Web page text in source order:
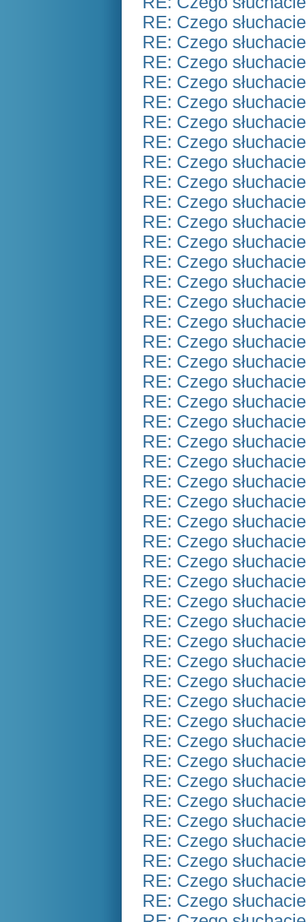
RE: Czego
RE: Czego
RE: Czego
RE: Czego
RE: Czego
RE: Czego
RE: Czego
RE: Czego
RE: Czego
RE: Czego
RE: Czego
RE: Czego
RE: Czego
RE: Czego
RE: Czego
RE: Czego
RE: Czego
RE: Czego
RE: Czego
RE: Czego
RE: Czego
RE: Czego
RE: Czego
RE: Czego
RE: Czego
RE: Czego
RE: Czego
RE: Czego
RE: Czego
RE: Czego
RE: Czego
RE: Czego
RE: Czego
RE: Czego
RE: Czego
RE: Czego
RE: Czego
RE: Czego
RE: Czego
RE: Czego
RE: Czego
RE: Czego
RE: Czego
RE: Czego
RE: Czego